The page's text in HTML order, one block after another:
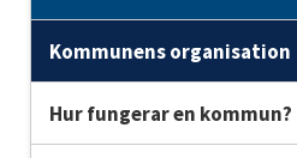
Kommunens organisation
Hur fungerar en kommun?